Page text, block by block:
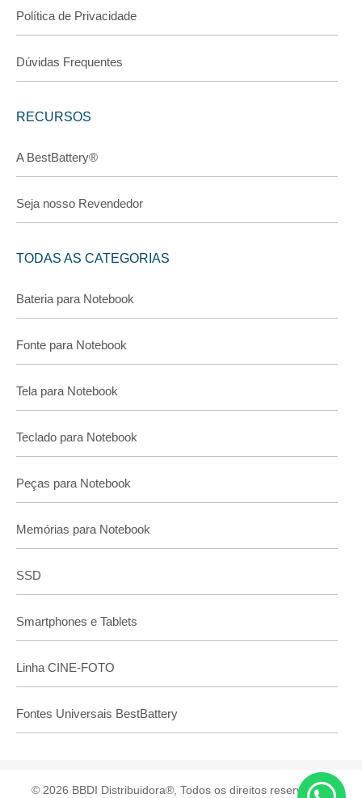
Política de Privacidade
Dúvidas Frequentes
RECURSOS
A BestBattery®
Seja nosso Revendedor
TODAS AS CATEGORIAS
Bateria para Notebook
Fonte para Notebook
Tela para Notebook
Teclado para Notebook
Peças para Notebook
Memórias para Notebook
SSD
Smartphones e Tablets
Linha CINE-FOTO
Fontes Universais BestBattery
© 2026 BBDI Distribuidora®, Todos os direitos reservados.